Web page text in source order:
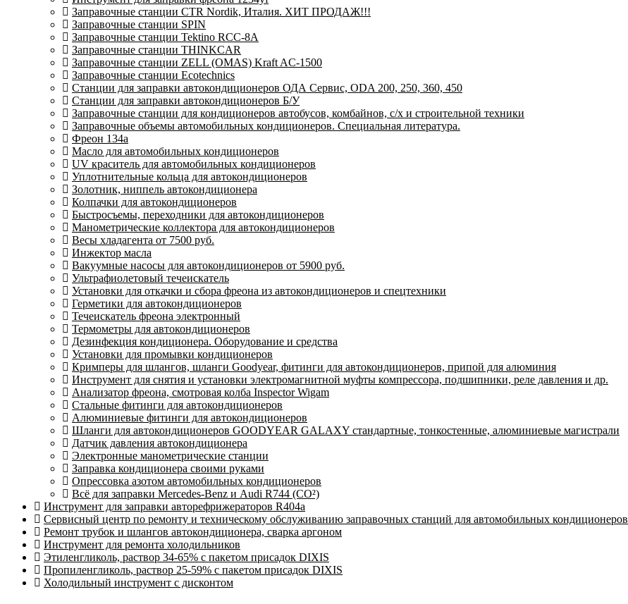
Заправочные станции CTR Nordik, Италия. ХИТ ПРОДАЖ!!!
Заправочные станции SPIN
Заправочные станции Tektino RCC-8A
Заправочные станции THINKCAR
Заправочные станции ZELL (OMAS) Kraft AC-1500
Заправочные станции Ecotechnics
Станции для заправки автокондиционеров ОДА Сервис, ODA 200, 250, 360, 450
Станции для заправки автокондиционеров Б/У
Заправочные станции для кондиционеров автобусов, комбайнов, с/х и строительной техники
Заправочные объемы автомобильных кондиционеров. Специальная литература.
Фреон 134a
Масло для автомобильных кондиционеров
UV краситель для автомобильных кондиционеров
Уплотнительные кольца для автокондиционеров
Золотник, ниппель автокондиционера
Колпачки для автокондиционеров
Быстросъемы, переходники для автокондиционеров
Манометрические коллектора для автокондиционеров
Весы хладагента от 7500 руб.
Инжектор масла
Вакуумные насосы для автокондиционеров от 5900 руб.
Ультрафиолетовый течеискатель
Установки для откачки и сбора фреона из автокондиционеров и спецтехники
Герметики для автокондиционеров
Течеискатель фреона электронный
Термометры для автокондиционеров
Дезинфекция кондиционера. Оборудование и средства
Установки для промывки кондиционеров
Кримперы для шлангов, шланги Goodyear, фитинги для автокондиционеров, припой для алюминия
Инструмент для снятия и установки электромагнитной муфты компрессора, подшипники, реле давления и др.
Анализатор фреона, смотровая колба Inspector Wigam
Стальные фитинги для автокондиционеров
Алюминиевые фитинги для автокондиционеров
Шланги для автокондиционеров GOODYEAR GALAXY стандартные, тонкостенные, алюминиевые магистрали
Датчик давления автокондиционера
Электронные манометрические станции
Заправка кондиционера своими руками
Опрессовка азотом автомобильных кондиционеров
Всё для заправки Mercedes-Benz и Audi R744 (CO²)
Инструмент для заправки авторефрижераторов R404a
Сервисный центр по ремонту и техническому обслуживанию заправочных станций для автомобильных кондиционеров
Ремонт трубок и шлангов автокондиционера, сварка аргоном
Инструмент для ремонта холодильников
Этиленгликоль, раствор 34-65% с пакетом присадок DIXIS
Пропиленгликоль, раствор 25-59% с пакетом присадок DIXIS
Холодильный инструмент с дисконтом